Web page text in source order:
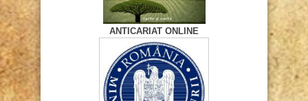
ANTICARIAT ONLINE